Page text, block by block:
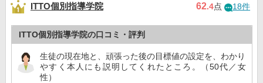
ITTO個別指導学院 62.4点 18件
ITTO個別指導学院の口コミ・評判
生徒の現在地と、頑張った後の目標値の設定を、わかり
やすく本人にも説明してくれたところ。（50代／女
性）